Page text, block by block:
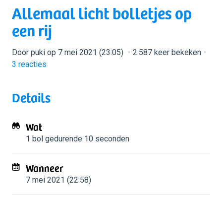
Allemaal licht bolletjes op
een rij
Door puki op 7 mei 2021 (23:05)
2.587 keer bekeken
3 reacties
Details
Wat
1 bol gedurende 10 seconden
Wanneer
7 mei 2021 (22:58)